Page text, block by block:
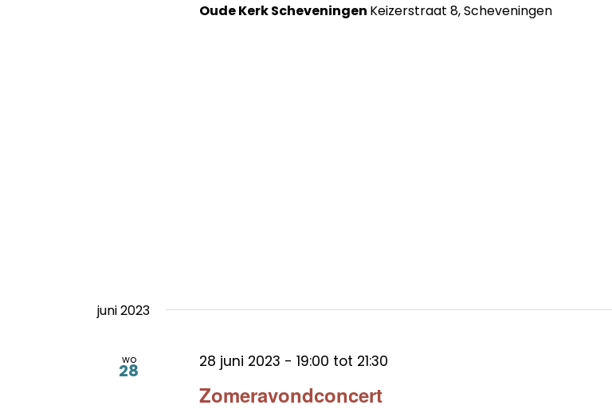
Oude Kerk Scheveningen Keizerstraat 8, Scheveningen
juni 2023
wo
28
Zomeravondconcert
28 juni 2023 - 19:00 tot 21:30